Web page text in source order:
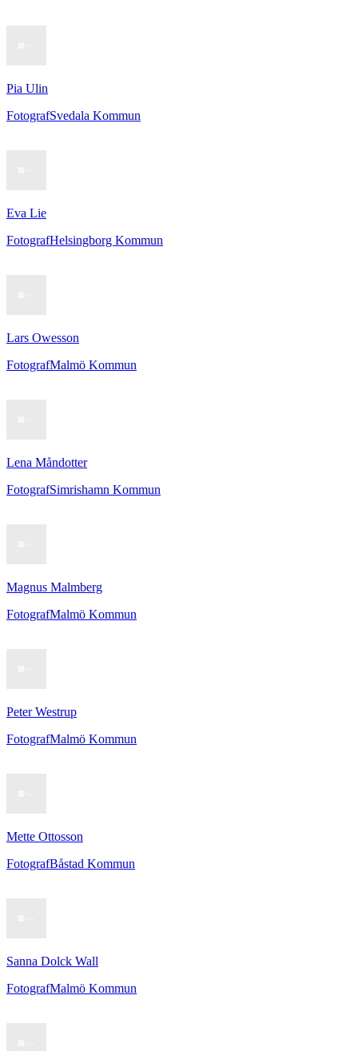
Pia Ulin
FotografSvedala Kommun
Eva Lie
FotografHelsingborg Kommun
Lars Owesson
FotografMalmö Kommun
Lena Måndotter
FotografSimrishamn Kommun
Magnus Malmberg
FotografMalmö Kommun
Peter Westrup
FotografMalmö Kommun
Mette Ottosson
FotografBåstad Kommun
Sanna Dolck Wall
FotografMalmö Kommun